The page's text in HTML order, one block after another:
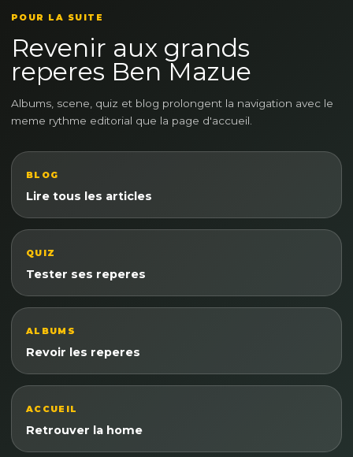
POUR LA SUITE
Revenir aux grands
reperes Ben Mazue
Albums, scene, quiz et blog prolongent la navigation avec le
meme rythme editorial que la page d'accueil.
BLOG
Lire tous les articles
QUIZ
Tester ses reperes
ALBUMS
Revoir les reperes
ACCUEIL
Retrouver la home